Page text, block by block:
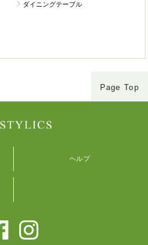
ダイニングテーブル
Page Top
ヘルプ